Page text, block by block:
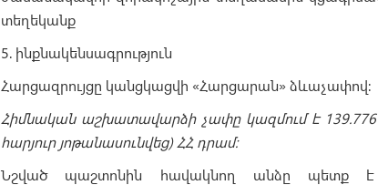
տեղեկանք
5. ինքնակենսագրություն
Հարցազրույցը կանցկացվի «Հարցարան» ձևաչափով։
Հիմնական աշխատավարձի չափը կազմում է 139.776
հարյուր յոթանասունվեց) ՀՀ դրամ։
Նշված պաշտոնին հավակնող անձը պետք է